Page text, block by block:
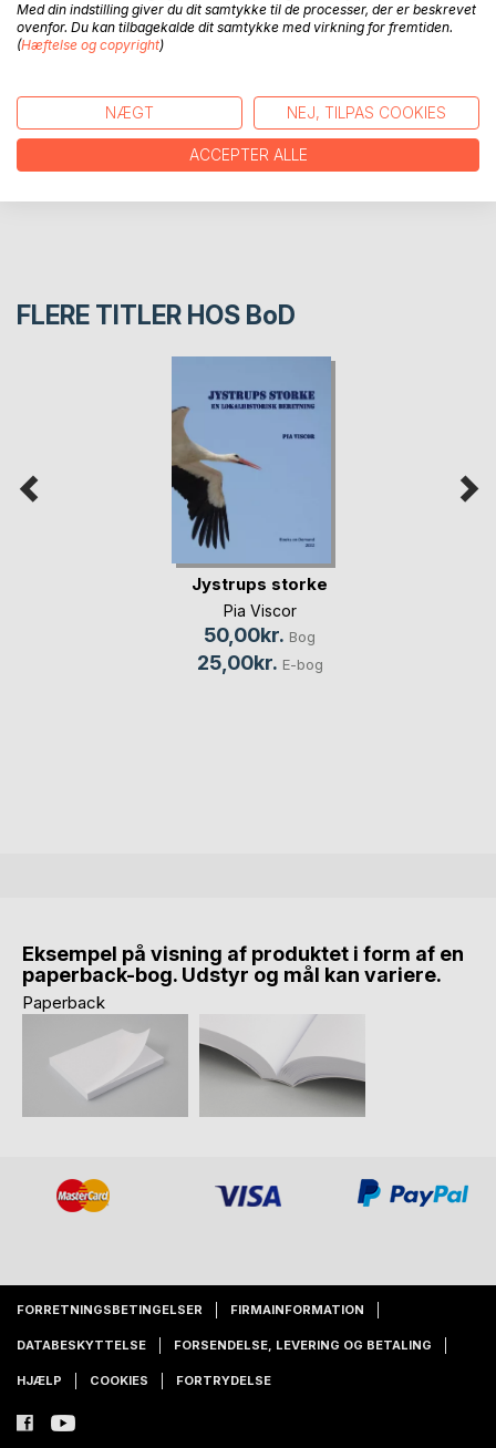
FORFATTER
PRESSEN SKRIVER
ANMELDELSER
FLERE TITLER HOS BoD
Jystrups storke
Pia Viscor
50,00kr. Bog
25,00kr. E-bog
Eksempel på visning af produktet i form af en
paperback-bog. Udstyr og mål kan variere.
Paperback
FORRETNINGSBETINGELSER FIRMAINFORMATION
DATABESKYTTELSE FORSENDELSE, LEVERING OG BETALING
HJÆLP COOKIES FORTRYDELSE
Med din indstilling giver du dit samtykke til de processer, der er beskrevet
ovenfor. Du kan tilbagekalde dit samtykke med virkning for fremtiden.
(Hæftelse og copyright)
NÆGT NEJ, TILPAS COOKIES
ACCEPTER ALLE